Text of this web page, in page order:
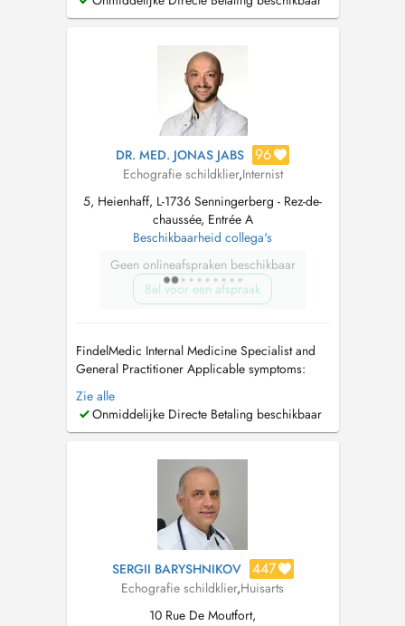
Herzstolpern (Palpitationen), geschwollene
oder chronisch), Atemnot, diagnostiziertes
oder vermutetes As...
DR. MED. JONAS JABS 96
Echografie schildklier,Internist
5, Heienhaff, L-1736 Senningerberg - Rez-de-
chaussée, Entrée A
Beschikbaarheid collega's
Geen onlineafspraken beschikbaar
Bel voor een afspraak
FindelMedic Internal Medicine Specialist and
General Practitioner Applicable symptoms:
unintentional weight loss or weight gain /
cardiovascular problems / high blood
pressure (hypertension) / rapid heartbeat /
retention) / respiratory infections and br...
Zie alle
Onmiddelijke Directe Betaling beschikbaar
SERGII BARYSHNIKOV 447
Echografie schildklier,Huisarts
10 Rue De Moutfort,